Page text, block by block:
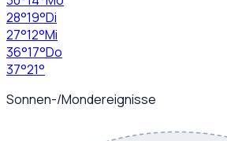
28°19°Di
27°12°Mi
36°17°Do
37°21°
Sonnen-/Mondereignisse